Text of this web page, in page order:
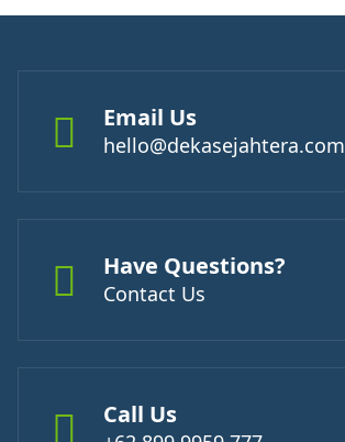
Email Us
hello@dekasejahtera.com
Have Questions?
Contact Us
Call Us